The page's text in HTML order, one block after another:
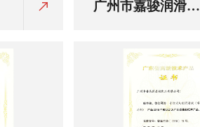
广州市嘉骏润滑材